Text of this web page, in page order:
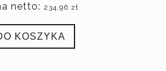
netto: 234,96 zł
KOSZYKA